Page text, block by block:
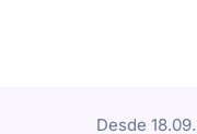
Desde